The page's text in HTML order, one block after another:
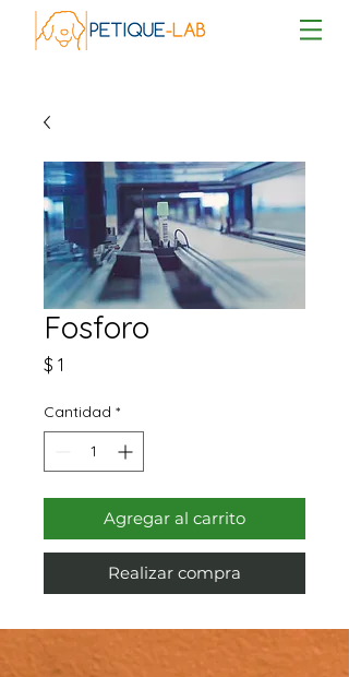
Fosforo
$ 1
Cantidad *
Agregar al carrito
Realizar compra